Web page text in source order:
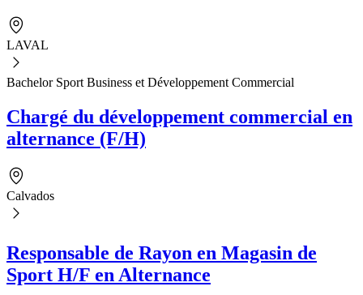
LAVAL
Bachelor Sport Business et Développement Commercial
Chargé du développement commercial en
alternance (F/H)
Calvados
Responsable de Rayon en Magasin de
Sport H/F en Alternance